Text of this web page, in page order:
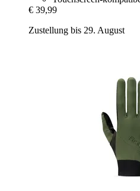
€ 39,99
Zustellung bis 29. August